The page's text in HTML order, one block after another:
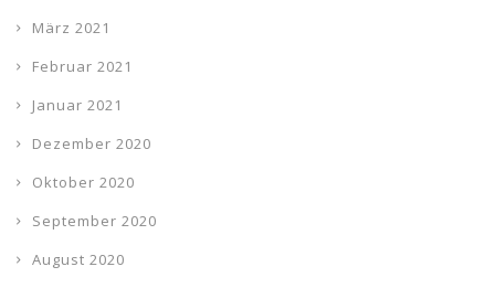
März 2021
Februar 2021
Januar 2021
Dezember 2020
Oktober 2020
September 2020
August 2020